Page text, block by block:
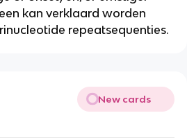
kan verklaard worden
repeatsequenties.
New cards